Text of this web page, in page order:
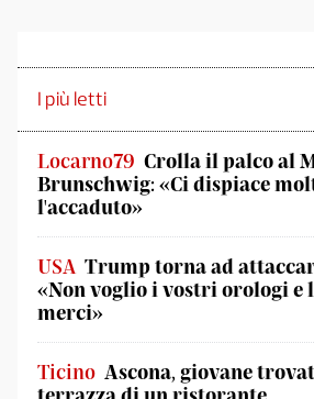
I più letti
Locarno79 Crolla il palco al
Brunschwig: «Ci dispiace
l'accaduto»
USA Trump torna ad
«Non voglio i vostri orologi e
merci»
Ticino Ascona, giovane